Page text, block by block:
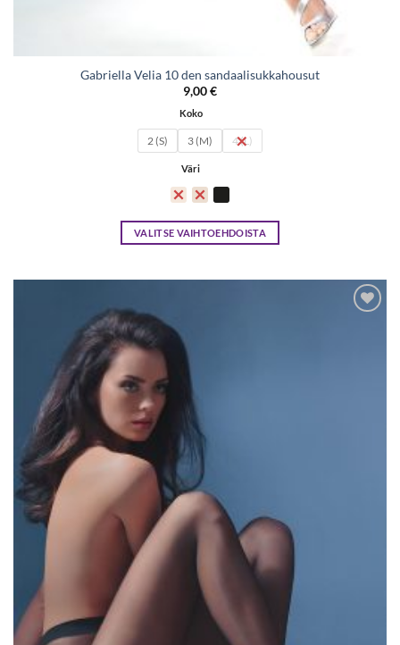
Gabriella Velia 10 den sandaalisukkahousut
9,00€
Koko
2 (S) 3 (M) 4 (L)
Väri
VALITSE VAIHTOEHDOISTA